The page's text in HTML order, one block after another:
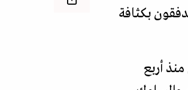
بكثافة
أربع